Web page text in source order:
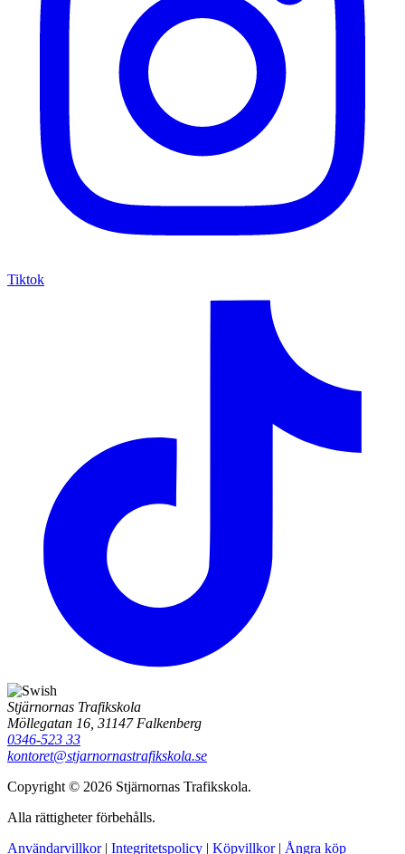
Tiktok
Stjärnornas Trafikskola
Möllegatan 16, 31147 Falkenberg
0346-523 33
kontoret@stjarnornastrafikskola.se
Copyright © 2026 Stjärnornas Trafikskola.
Alla rättigheter förbehålls.
Användarvillkor | Integritetspolicy | Köpvillkor | Ångra köp